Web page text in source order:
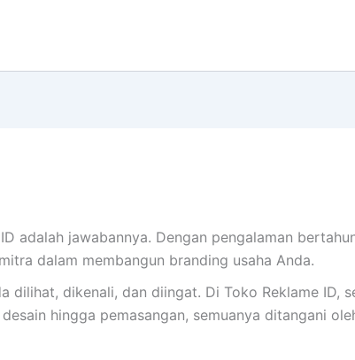
adalah jawabannya. Dengan pengalaman
dalam membangun branding usaha Anda.
dilihat, dikenali, dan diingat. Di Toko Reklame ID,
hingga pemasangan, semuanya ditangani